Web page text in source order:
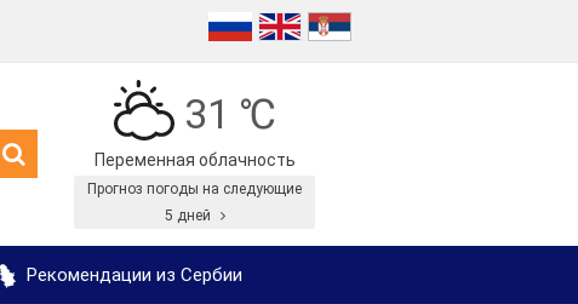
31 ℃
Переменная облачность
Прогноз погоды на следующие
5 дней
Рекомендации из Сербии